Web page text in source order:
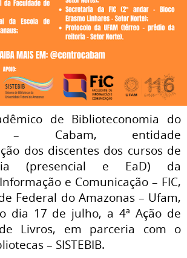
de Biblioteconomia do
– Cabam, entidade
dos discentes dos cursos de
(presencial e EaD) da
e Comunicação – FIC,
Federal do Amazonas – Ufam,
dia 17 de julho, a 4ª Ação de
Livros, em parceria com o
– SISTEBIB.